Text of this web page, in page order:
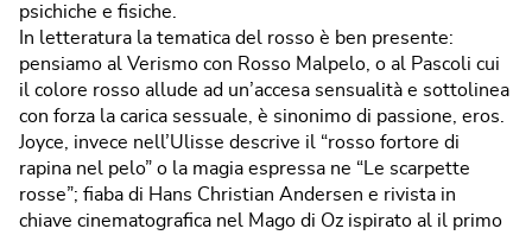
psichiche e fisiche.
In letteratura la tematica del rosso è ben presente:
pensiamo al Verismo con Rosso Malpelo, o al Pascoli cui
il colore rosso allude ad un’accesa sensualità e sottolinea
con forza la carica sessuale, è sinonimo di passione, eros.
Joyce, invece nell’Ulisse descrive il “rosso fortore di
rapina nel pelo” o la magia espressa ne “Le scarpette
rosse”; fiaba di Hans Christian Andersen e rivista in
chiave cinematografica nel Mago di Oz ispirato al il primo